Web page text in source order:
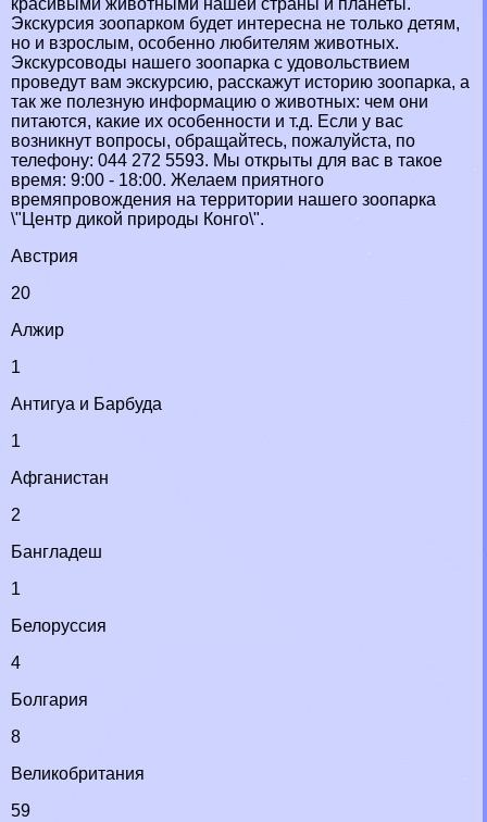
красивыми животными нашей страны и планеты.
Экскурсия зоопарком будет интересна не только детям,
но и взрослым, особенно любителям животных.
Экскурсоводы нашего зоопарка с удовольствием
проведут вам экскурсию, расскажут историю зоопарка, а
так же полезную информацию о животных: чем они
питаются, какие их особенности и т.д. Если у вас
возникнут вопросы, обращайтесь, пожалуйста, по
телефону: 044 272 5593‎. Мы открыты для вас в такое
время: 9:00 - 18:00. Желаем приятного
времяпровождения на территории нашего зоопарка
\"Центр дикой природы Конго\".
Австрия
20
Алжир
1
Антигуа и Барбуда
1
Афганистан
2
Бангладеш
1
Белоруссия
4
Болгария
8
Великобритания
59